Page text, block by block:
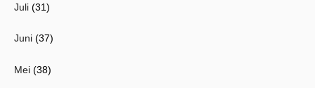
Juli (31)
Juni (37)
Mei (38)